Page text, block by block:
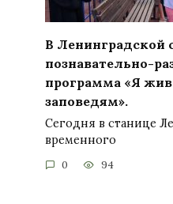
В Ленинградской
познавательно-
программа «Я
заповедям».
Сегодня в станице
временного
0 94